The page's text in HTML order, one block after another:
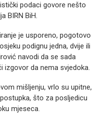
podaci govore nešto
BIRN BiH.
je usporeno, pogotovo
podignu jedna, dvije ili
navodi da se sada
izgovor da nema svjedoka.
mišljenju, vrlo su upitne,
što za posljedicu
mjeseca.